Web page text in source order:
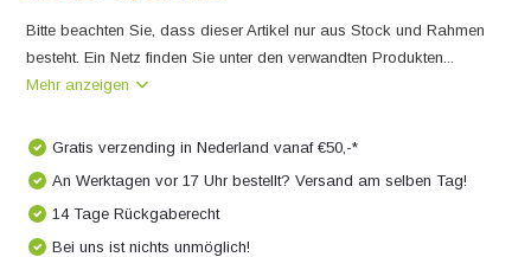
Bitte beachten Sie, dass dieser Artikel nur aus Stock und Rahmen
besteht. Ein Netz finden Sie unter den verwandten Produkten...
Mehr anzeigen
Gratis verzending in Nederland vanaf €50,-*
An Werktagen vor 17 Uhr bestellt? Versand am selben Tag!
14 Tage Rückgaberecht
Bei uns ist nichts unmöglich!